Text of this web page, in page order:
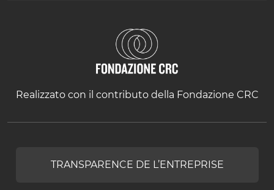
Realizzato con il contributo della Fondazione CRC
TRANSPARENCE DE L’ENTREPRISE